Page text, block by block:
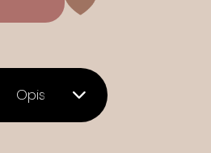
Opis